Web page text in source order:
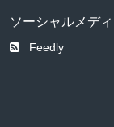
ソーシャルメデ
Feedly